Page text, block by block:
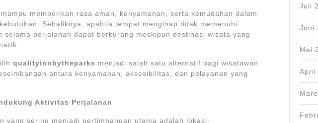
memberikan rasa aman, kenyamanan, serta kemudahan dalam
Sebaliknya, apabila tempat menginap tidak memenuhi
selama perjalanan dapat berkurang meskipun destinasi wisata yang
qualityinnbytheparks menjadi salah satu alternatif bagi wisatawan
antara kenyamanan, aksesibilitas, dan pelayanan yang
Aktivitas Perjalanan
yang sering menjadi pertimbangan utama adalah lokasi.
Juli
Juni
Mei
April